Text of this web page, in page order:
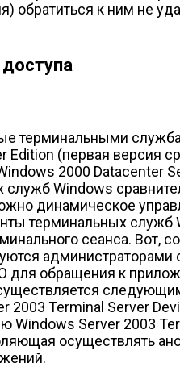
обратиться к ним не
терминальными
(первая версия
2000 Datacenter
Windows
динамическое
терминальных
сеанса. Вот,
администраторами
для обращения к
Terminal Server
Windows Server 2003